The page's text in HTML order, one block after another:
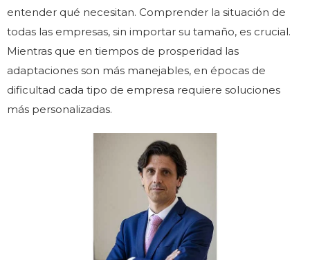
entender qué necesitan. Comprender la situación de
todas las empresas, sin importar su tamaño, es crucial.
Mientras que en tiempos de prosperidad las
adaptaciones son más manejables, en épocas de
dificultad cada tipo de empresa requiere soluciones
más personalizadas.